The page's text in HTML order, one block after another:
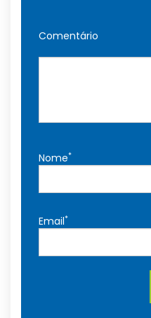
Comentário
Nome*
Email*